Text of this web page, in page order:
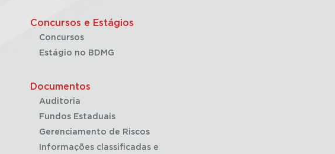
Concursos e Estágios
Concursos
Estágio no BDMG
Documentos
Auditoria
Fundos Estaduais
Gerenciamento de Riscos
Informações classificadas e